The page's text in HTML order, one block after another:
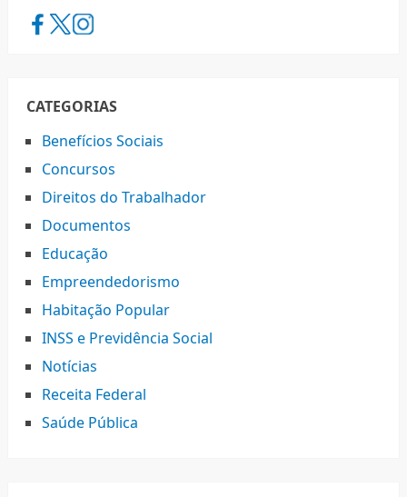
CATEGORIAS
Benefícios Sociais
Concursos
Direitos do Trabalhador
Documentos
Educação
Empreendedorismo
Habitação Popular
INSS e Previdência Social
Notícias
Receita Federal
Saúde Pública